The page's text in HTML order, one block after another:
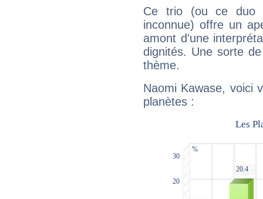
Ce trio (ou ce duo
inconnue) offre un
amont d'une
dignités. Une sorte
thème.
Naomi Kawase, voici
planètes :